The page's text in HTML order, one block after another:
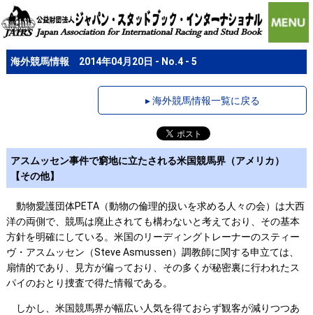
海外競馬情報 2014年04月20日 - No.4 - 5
▸ 海外競馬情報一覧に戻る
アスムッセン事件で窮地に立たされる米国競馬界（アメリカ）
【その他】
動物愛護団体PETA（動物の倫理的扱いを求める人々の会）は大西
洋の両側で、競馬は廃止されても構わないと考えており、その基本
方針を明確にしている。米国のリーディングトレーナーのスティー
ヴ・アスムッセン（Steve Asmussen）調教師に関する申立ては、
扇情的であり、見方が偏っており、その多くが秘密裏に行われたス
パイのおとり捜査で得た情報である。
しかし、米国競馬界が幅広い人気を得ておらず観客が減りつつあ